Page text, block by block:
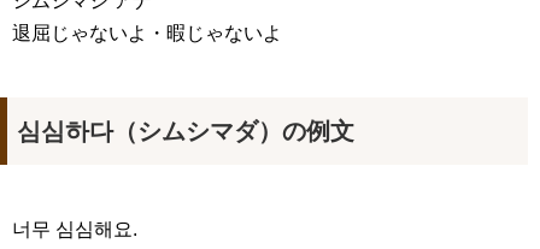
退屈じゃないよ・暇じゃないよ
심심하다（シムシマダ）の例文
너무 심심해요.